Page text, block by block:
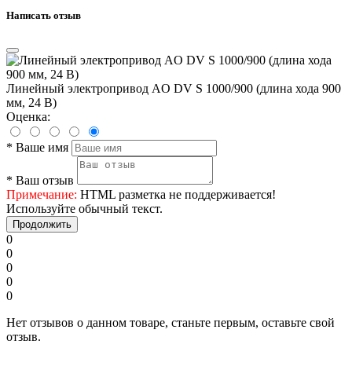
Написать отзыв
Линейный электропривод AO DV S 1000/900 (длина хода 900
мм, 24 В)
Оценка:
* Ваше имя
* Ваш отзыв
Примечание: HTML разметка не поддерживается!
Используйте обычный текст.
Продолжить
0
0
0
0
0
Нет отзывов о данном товаре, станьте первым, оставьте свой
отзыв.